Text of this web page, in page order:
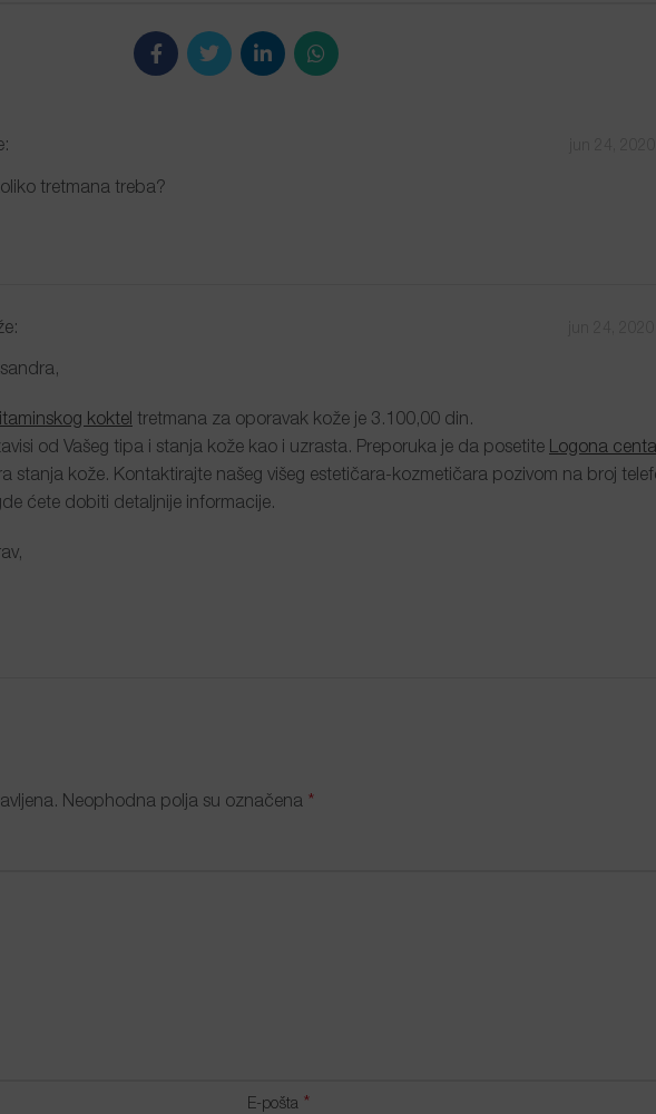
tretmana treba?
koktel tretmana za oporavak kože je 3.100,00 din.
od Vašeg tipa i stanja kože kao i uzrasta. Preporuka je da posetite Logona
stanja kože. Kontaktirajte našeg višeg estetičara-kozmetičara pozivom na broj
ćete dobiti detaljnije informacije.
Neophodna polja su označena *
E-pošta *